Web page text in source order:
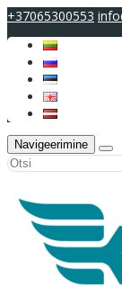
+37065300553
Navigeerimine